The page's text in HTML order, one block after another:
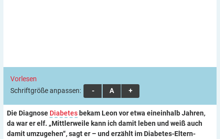
Vorlesen
Schriftgröße anpassen:
A A A
Die Diagnose Diabetesbekam Leon vor etwa eineinhalb Jahren,
da war er elf. „Mittlerweile kann ich damit leben und weiß auch
damit umzugehen“, sagt er – und erzählt im Diabetes-Eltern-